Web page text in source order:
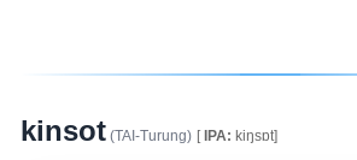
kinsot (TAI-Turung) [IPA: kiŋsɒt]